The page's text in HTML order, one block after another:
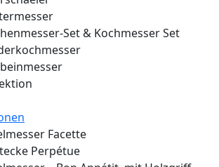
Set & Kochmesser Set
Facette
Perpétue